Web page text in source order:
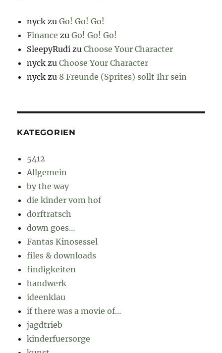
nyck zuGo! Go! Go!
Finance zuGo! Go! Go!
SleepyRudi zuChoose Your Character
nyck zuChoose Your Character
nyck zu 8 Freunde (Sprites) sollt Ihr sein
KATEGORIEN
5412
Allgemein
by the way
die kinder vom hof
dorftratsch
down goes…
Fantas Kinosessel
files & downloads
findigkeiten
handwerk
ideenklau
if there was a movie of…
jagdtrieb
kinderfuersorge